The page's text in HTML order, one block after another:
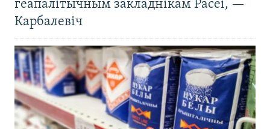
геапалітычным закладнікам Расеі, —
Карбалевіч